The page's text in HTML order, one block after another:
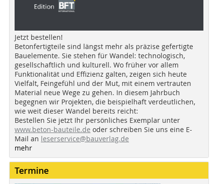
Jetzt bestellen!
Betonfertigteile sind längst mehr als präzise gefertigte
Bauelemente. Sie stehen für Wandel: technologisch,
gesellschaftlich und kulturell. Wo früher vor allem
Funktionalität und Effizienz galten, zeigen sich heute
Vielfalt, Feingefühl und der Mut, mit einem vertrauten
Material neue Wege zu gehen. In diesem Jahrbuch
begegnen wir Projekten, die beispielhaft verdeutlichen,
wie weit dieser Wandel bereits reicht:
Bestellen Sie jetzt Ihr persönliches Exemplar unter
www.beton-bauteile.de oder schreiben Sie uns eine E-
Mail an leserservice@bauverlag.de
mehr
Termine